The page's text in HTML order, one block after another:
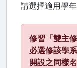
請選擇適用學年
修習「雙主
必選修該學
開設之同樣